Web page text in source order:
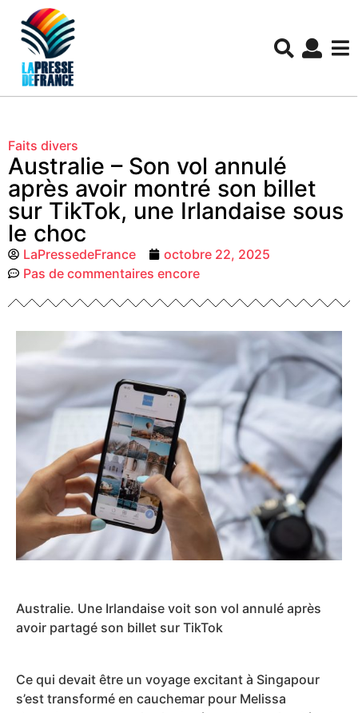
Faits divers
Australie – Son vol annulé
après avoir montré son billet
sur TikTok, une Irlandaise sous
le choc
LaPressedeFrance
octobre 22, 2025
Pas de commentaires encore
Australie. Une Irlandaise voit son vol annulé après
avoir partagé son billet sur TikTok
Ce qui devait être un voyage excitant à Singapour
s’est transformé en cauchemar pour Melissa